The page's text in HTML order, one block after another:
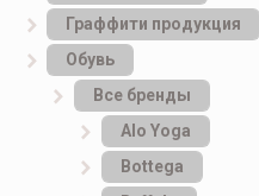
Граффити продукция
Обувь
Все бренды
Alo Yoga
Bottеga